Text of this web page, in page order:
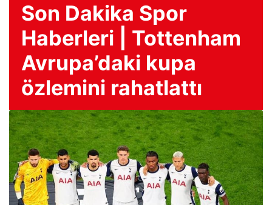
Son Dakika Spor
Haberleri | Tottenham
Avrupa’daki kupa
özlemini rahatlattı